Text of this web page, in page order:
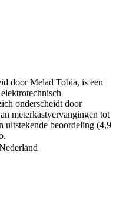
door Melad Tobia, is een
onderscheidt door
meterkastvervangingen tot
uitstekende beoordeling (4,9